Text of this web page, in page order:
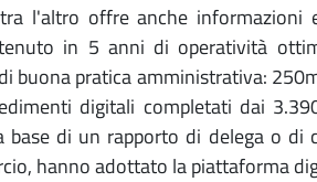
l'altro offre anche informazioni
in 5 anni di operatività
buona pratica amministrativa:
digitali completati dai
base di un rapporto di delega o di
hanno adottato la piattaforma